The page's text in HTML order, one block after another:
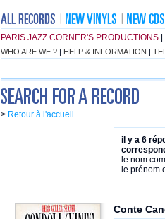
PARIS JAZZ CORNER'S PRODUCTIONS
WHO ARE WE ? | HELP & INFORMATION |
> Retour à l'accueil
il y a 6
le nom
le prénom
Conte